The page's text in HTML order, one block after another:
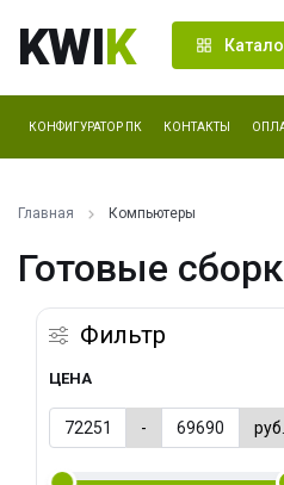
KWIK
КОНФИГУРАТОР ПК КОНТАКТЫ
Главная Компьютеры
Готовые
Фильтр
ЦЕНА
- руб.